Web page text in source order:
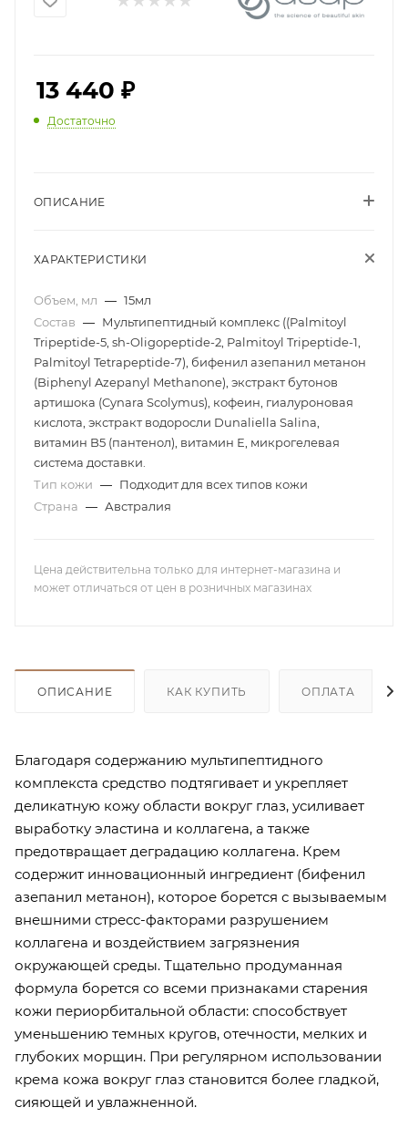
13 440 ₽
Достаточно
ОПИСАНИЕ
ХАРАКТЕРИСТИКИ
Объем, мл — 15мл
Состав — Мультипептидный комплекс ((Palmitoyl
Tripeptide-5, sh-Oligopeptide-2, Palmitoyl Tripeptide-1,
Palmitoyl Tetrapeptide-7), бифенил азепанил метанон
(Biphenyl Azepanyl Methanone), экстракт бутонов
артишока (Cynara Scolymus), кофеин, гиалуроновая
кислота, экстракт водоросли Dunaliella Salina,
витамин B5 (пантенол), витамин Е, микрогелевая
система доставки.
Тип кожи — Подходит для всех типов кожи
Страна — Австралия
Цена действительна только для интернет-магазина и
может отличаться от цен в розничных магазинах
ОПИСАНИЕ КАК КУПИТЬ ОПЛАТА
Благодаря содержанию мультипептидного
комплекста средство подтягивает и укрепляет
деликатную кожу области вокруг глаз, усиливает
выработку эластина и коллагена, а также
предотвращает деградацию коллагена. Крем
содержит инновационный ингредиент (бифенил
азепанил метанон), которое борется с вызываемым
внешними стресс-факторами разрушением
коллагена и воздействием загрязнения
окружающей среды. Тщательно продуманная
формула борется со всеми признаками старения
кожи периорбитальной области: способствует
уменьшению темных кругов, отечности, мелких и
глубоких морщин. При регулярном использовании
крема кожа вокруг глаз становится более гладкой,
сияющей и увлажненной.